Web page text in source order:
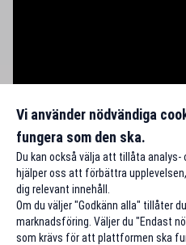
Vi använder nödvändiga
fungera som den ska.
Du kan också välja att tillåta
hjälper oss att förbättra
dig relevant innehåll.
Om du väljer "Godkänn alla" tillåter
marknadsföring. Väljer du "Endast
som krävs för att plattformen ska